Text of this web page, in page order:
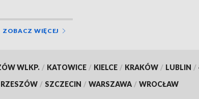
ZOBACZ WIĘCEJ
WLKP. / KATOWICE / KIELCE / KRAKÓW / LUBLIN /
RZESZÓW / SZCZECIN / WARSZAWA / WROCŁAW